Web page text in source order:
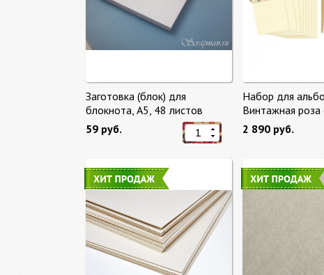
Заготовка (блок) для
блокнота, А5, 48 листов
59 руб.
Набор для
Винтажная роза
2 890 руб.